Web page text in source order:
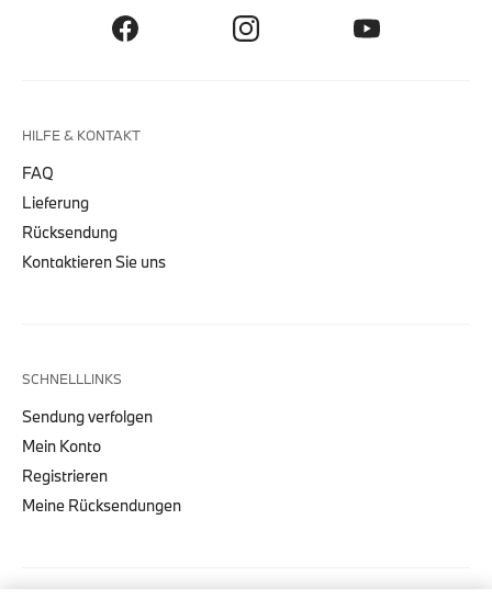
HILFE & KONTAKT
FAQ
Lieferung
Rücksendung
Kontaktieren Sie uns
SCHNELLLINKS
Sendung verfolgen
Mein Konto
Registrieren
Meine Rücksendungen